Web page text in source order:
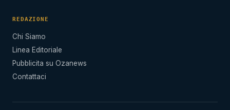
REDAZIONE
Chi Siamo
Linea Editoriale
Pubblicita su Ozanews
Contattaci